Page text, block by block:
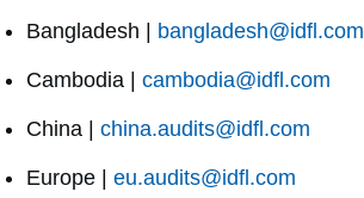
Bangladesh | bangladesh@idfl.com
Cambodia | cambodia@idfl.com
China | china.audits@idfl.com
Europe | eu.audits@idfl.com